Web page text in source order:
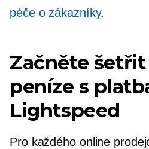
péče o zákazníky.
Začněte šetřit
peníze s
Lightspeed
Pro každého online